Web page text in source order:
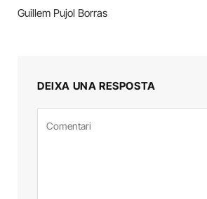
Guillem Pujol Borras
DEIXA UNA RESPOSTA